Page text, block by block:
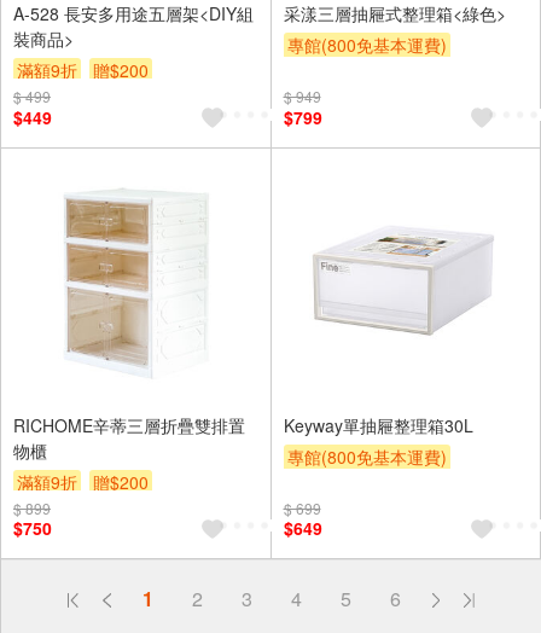
A-528 長安多用途五層架<DIY組
裝商品>
滿額9折
贈$200
$ 499
$449
采漾三層抽屜式整理箱<綠色>
專館(800免基本運費)
$ 949
$799
RICHOME辛蒂三層折疊雙排置
物櫃
滿額9折
贈$200
$ 899
$750
Keyway單抽屜整理箱30L
專館(800免基本運費)
$ 699
$649
1 2 3 4 5 6
偏遠地區配送